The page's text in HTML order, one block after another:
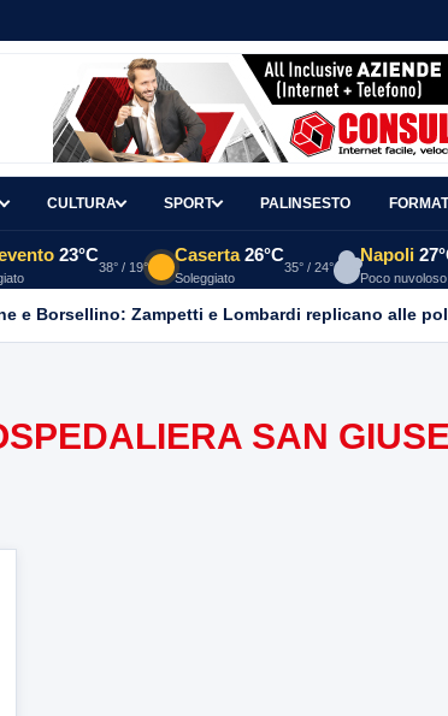
CULTURA SPORT PALINSESTO
23°C
38° / 19°
Caserta 26°C
Soleggiato
35° / 24°
Napoli
Poco nuvoloso
e Borsellino: Zampetti e Lombardi replicano alle
SAN